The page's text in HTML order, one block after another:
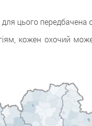
цього передбачена
кожен охочий